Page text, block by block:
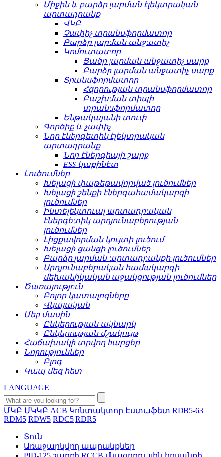
Միջին և բարձր լարման էլեկտրական
արտադրանք
ՎԿԲ
Չափիչ տրանսֆորմատոր
Բարձր լարման անջատիչ
Կոմուտատոր
Ցածր լարման անջատիչ սարք
Բարձր լարման անջատիչ սարք
Տրանսֆորմատոր
Հզորության տրանսֆորմատոր
Բաշխման տիպի
տրանսֆորմատոր
Ենթակայանի տուփ
Գործիք և չափիչ
Նոր էներգետիկ էլեկտրական
արտադրանք
Նոր էներգիայի շարք
ESS կաբինետ
Լուծումներ
Խելացի փաթեթավորված լուծումներ
Խելացի շենքի էներգահամակարգի
լուծումներ
Ինտելեկտուալ արտադրական
էներգետիկ արդյունաբերության
լուծումներ
Լիցքավորման կույտի լուծում
Խելացի ցանցի լուծումներ
Բարձր լարման արտադրանքի լուծումներ
Արդյունաբերական համակարգի
մեխանիկական աջակցության լուծումներ
Ծառայություն
Բոլոր կատալոգները
Վկայական
Մեր մասին
Ընկերության ակնարկ
Ընկերության մշակույթ
Հաճախակի տրվող հարցեր
Նորություններ
Բլոգ
Կապ մեզ հետ
LANGUAGE
ՄԿԲ ՄԿԿԲ ACB Կոնտակտոր Էստաֆետ RDB5-63
RDM5 RDW5 RDC5 RDR5
Տուն
Առաջարկվող ապրանքներ
PID-125 շարքի RCCB մնացորդային հոսանքի